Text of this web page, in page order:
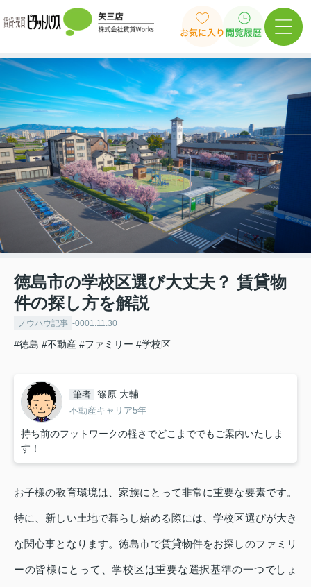
お気に入り 閲覧履歴
徳島市の学校区選び大丈夫？ 賃貸物
件の探し方を解説
ノウハウ記事 -0001.11.30
#徳島 #不動産 #ファミリー #学校区
筆者 篠原 大輔
不動産キャリア5年
持ち前のフットワークの軽さでどこまででもご案内いたしま
す！
お子様の教育環境は、家族にとって非常に重要な要素です。
特に、新しい土地で暮らし始める際には、学校区選びが大き
な関心事となります。徳島市で賃貸物件をお探しのファミリ
ーの皆様にとって、学校区は重要な選択基準の一つでしょ